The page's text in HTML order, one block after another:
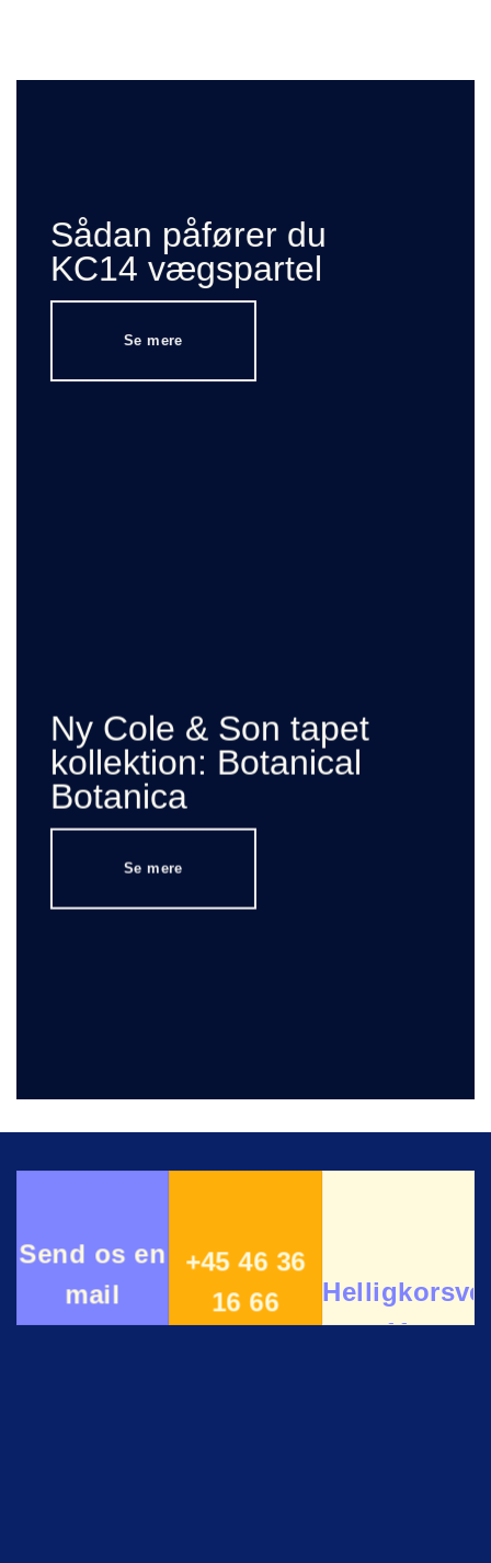
Sådan påfører du
KC14 vægspartel
Se mere
Ny Cole & Son tapet
kollektion: Botanical
Botanica
Se mere
Send os en
mail
+45 46 36
16 66
11